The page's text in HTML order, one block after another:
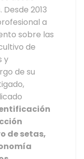
2013
a
sobre las
de
y
de su
de setas,